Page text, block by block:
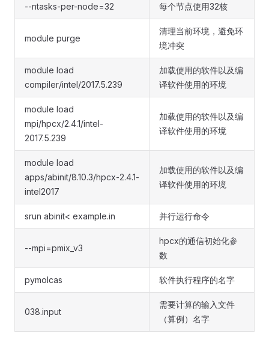
--ntasks-per-node=32 每个节点使用32核
module purge
清理当前环境，避免环
境冲突
module load
compiler/intel/2017.5.239
加载使用的软件以及编
译软件使用的环境
module load
mpi/hpcx/2.4.1/intel-
2017.5.239
加载使用的软件以及编
译软件使用的环境
module load
apps/abinit/8.10.3/hpcx-2.4.1-
intel2017
加载使用的软件以及编
译软件使用的环境
srun abinit< example.in 并行运行命令
--mpi=pmix_v3
hpcx的通信初始化参
数
pymolcas 软件执行程序的名字
038.input
需要计算的输入文件
（算例）名字